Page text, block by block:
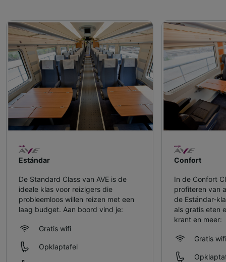
Estándar
De Standard Class van AVE is de
ideale klas voor reizigers die
probleemloos willen reizen met een
laag budget. Aan boord vind je:
Gratis wifi
Opklaptafel
Confort
In de Confort
profiteren van
de Estándar-
als gratis eten
krant en meer:
Gratis wifi